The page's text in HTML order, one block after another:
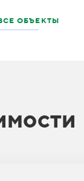
ОБЪЕКТЫ